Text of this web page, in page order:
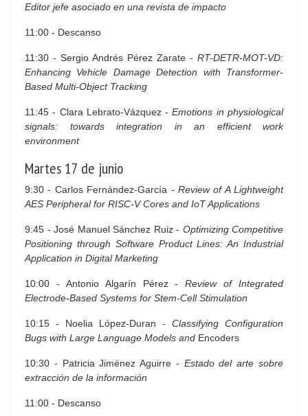
Editor jefe asociado en una revista de impacto
11:00 - Descanso
11:30 - Sergio Andrés Pérez Zarate - RT-DETR-MOT-VD:
Enhancing Vehicle Damage Detection with Transformer-
Based Multi-Object Tracking
11:45 - Clara Lebrato-Vázquez -Emotions in physiological
signals: towards integration in an efficient work
environment
Martes 17 de junio
9:30 - Carlos Fernández-García - Review of A Lightweight
AES Peripheral for RISC-V Cores and IoT Applications
9:45 - José Manuel Sánchez Ruiz - Optimizing Competitive
Positioning through Software Product Lines: An Industrial
Application in Digital Marketing
10:00 - Antonio Algarín Pérez -Review of Integrated
Electrode-Based Systems for Stem-Cell Stimulation
10:15 - Noelia López-Duran - Classifying Configuration
Bugs with Large Language Models and Encoders
10:30 - Patricia Jiménez Aguirre - Estado del arte sobre
extracción de la información
11:00 - Descanso